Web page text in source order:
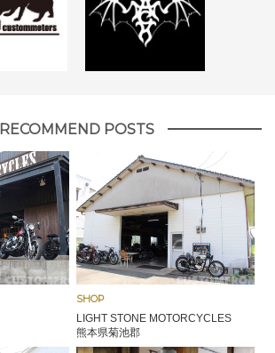
RECOMMEND POSTS
SHOP
LIGHT STONE MOTORCYCLES
熊本県菊池郡